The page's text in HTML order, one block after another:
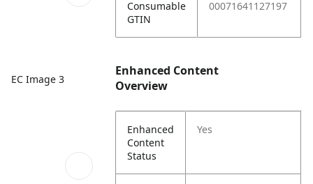
EC Image 3
Consumable
GTIN
00071641127197
Enhanced Content
Overview
Enhanced
Content
Status
Yes